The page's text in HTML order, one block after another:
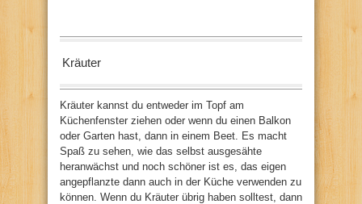
Kräuter
Kräuter kannst du entweder im Topf am
Küchenfenster ziehen oder wenn du einen Balkon
oder Garten hast, dann in einem Beet. Es macht
Spaß zu sehen, wie das selbst ausgesähte
heranwächst und noch schöner ist es, das eigen
angepflanzte dann auch in der Küche verwenden zu
können. Wenn du Kräuter übrig haben solltest, dann